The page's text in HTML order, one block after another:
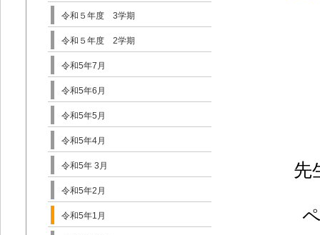
先
令和５年度 3学期
令和５年度 2学期
令和5年7月
令和5年6月
令和5年5月
令和5年4月
令和5年 3月
令和5年2月
令和5年1月